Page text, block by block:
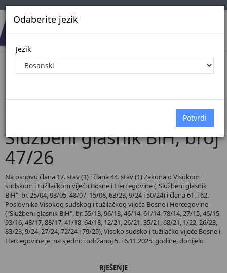
Odaberite jezik
Jezik
Pregled Dokumenata| Broj 47/26
Službeni glasnik BiH, broj
47/26
Na osnovu člana 17. stav (1) i člana 44. stav (1) Zakona o Visokom
sudskom i tužilačkom vijeću Bosne i Hercegovine ("Službeni glasnik
BiH", br. 25/04, 93/05, 48/07, 15/08, 63/23, 9/24 i 50/24) i člana 61. i 62.
Poslovnika Visokog sudskog i tužilačkog vijeća Bosne i Hercegovine
("Službeni glasnik BiH", br. 55/13, 96/13, 46/14, 61/14, 78/14, 27/15, 46/15,
93/16, 48/17, 88/17, 41/18, 64/18, 12/21, 26/21, 35/21, 68/21, 1/22, 26/23,
83/23, 9/24, 27/24, 72/24 i 79/25), Visoko sudsko i tužilačko vijeće Bosne i
Hercegovine je, na sjednici održanoj 5. i 6.11.2025. godine, donijelo
RJEŠENJE